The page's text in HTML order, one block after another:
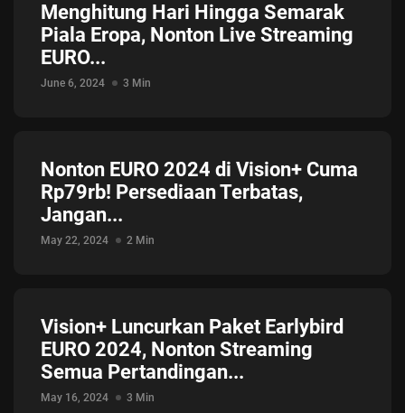
Menghitung Hari Hingga Semarak
Piala Eropa, Nonton Live Streaming
EURO...
June 6, 2024 3 Min
Nonton EURO 2024 di Vision+ Cuma
Rp79rb! Persediaan Terbatas,
Jangan...
May 22, 2024 2 Min
Vision+ Luncurkan Paket Earlybird
EURO 2024, Nonton Streaming
Semua Pertandingan...
May 16, 2024 3 Min